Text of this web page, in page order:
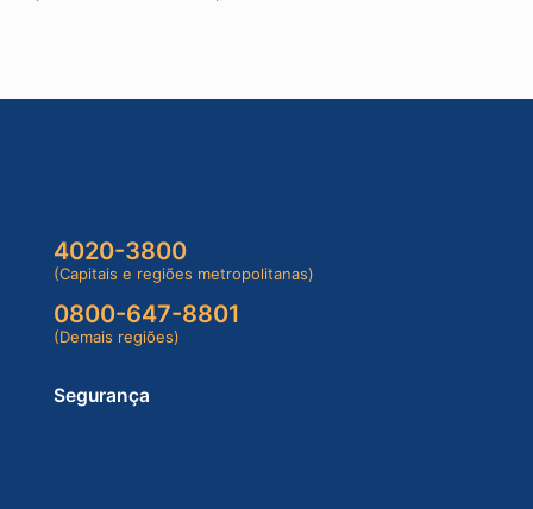
4020-3800
(Capitais e regiões metropolitanas)
0800-647-8801
(Demais regiões)
Segurança